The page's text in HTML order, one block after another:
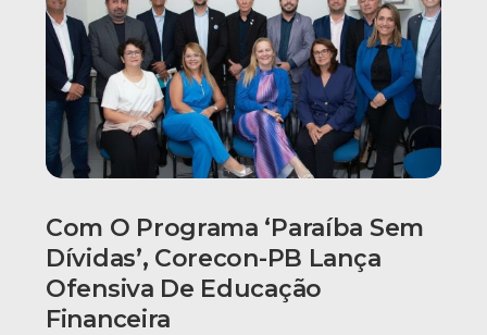
Com O Programa ‘Paraíba Sem
Dívidas’, Corecon-PB Lança
Ofensiva De Educação
Financeira